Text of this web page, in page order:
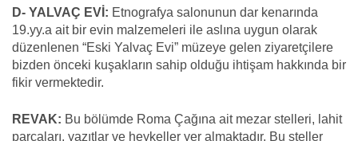
D- YALVAÇ EVİ: Etnografya salonunun dar kenarında
19.yy.a ait bir evin malzemeleri ile aslına uygun olarak
düzenlenen “Eski Yalvaç Evi” müzeye gelen ziyaretçilere
bizden önceki kuşakların sahip olduğu ihtişam hakkında bir
fikir vermektedir.
REVAK: Bu bölümde Roma Çağına ait mezar stelleri, lahit
parçaları, yazıtlar ve heykeller yer almaktadır. Bu steller